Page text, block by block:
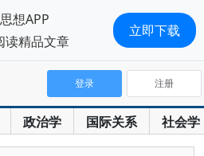
政治学 国际关系 社会学
登录 注册
想APP
读精品文章
立即下载